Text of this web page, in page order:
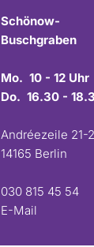
Schönow-
Buschgraben
Mo. 10 - 12 Uhr
Do. 16.30 -
Andréezeile 21-
14165 Berlin
030 815 45 54
E-Mail